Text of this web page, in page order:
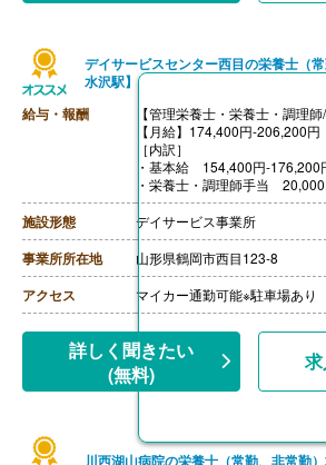
デイサービスセンター西目の栄養士（
水沢駅】
給与・報酬
【管理栄養士・栄養士・調理
【月給】174,400円-206,200円
［内訳］
・基本給 154,400円-176,200
・栄養士・調理師手当
・調理員手当 0円-10,000円
【賞与】年2回（計2.50ヶ月分
【通勤手当】あり（上限
上対象
【昇給】あり（1月あたり0円-
【退職金】なし
++++++++++++++++++++
【時給】1,032円
【通勤手当】あり※通勤距離
施設形態 デイサービス事業所
事業所所在地 山形県鶴岡市西目123-8
アクセス マイカー通勤可能※駐車場あり
詳しく聞きたい
(無料)
川西湖山病院の栄養士（常勤、非常勤